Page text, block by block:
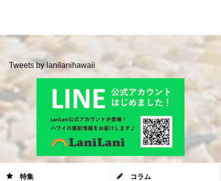
Tweets by lanilanihawaii
特集 コラム